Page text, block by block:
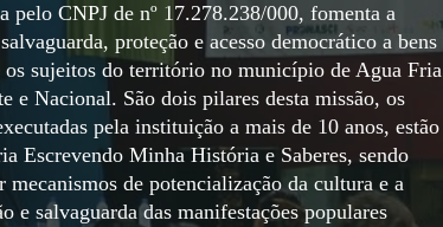
pelo CNPJ de nº 17.278.238/000, fomenta a
proteção e acesso democrático a bens
sujeitos do território no município de Agua Fria
e Nacional. São dois pilares desta missão, os
pela instituição a mais de 10 anos, estão
Escrevendo Minha História e Saberes, sendo
de potencialização da cultura e a
e salvaguarda das manifestações populares